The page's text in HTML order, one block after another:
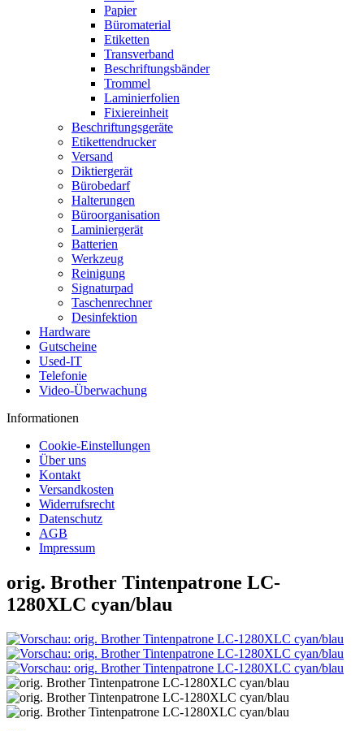
Papier
Büromaterial
Etiketten
Transverband
Beschriftungsbänder
Trommel
Laminierfolien
Fixiereinheit
Beschriftungsgeräte
Etikettendrucker
Versand
Diktiergerät
Bürobedarf
Halterungen
Büroorganisation
Laminiergerät
Batterien
Werkzeug
Reinigung
Signaturpad
Taschenrechner
Desinfektion
Hardware
Gutscheine
Used-IT
Telefonie
Video-Überwachung
Informationen
Cookie-Einstellungen
Über uns
Kontakt
Versandkosten
Widerrufsrecht
Datenschutz
AGB
Impressum
orig. Brother Tintenpatrone LC-
1280XLC cyan/blau